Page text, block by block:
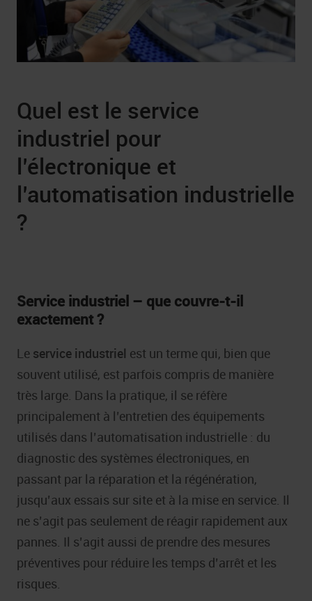
Quel est le service
industriel pour
l’électronique et
l’automatisation industrielle
?
Service industriel – que couvre-t-il
exactement ?
Le service industriel est un terme qui, bien que
souvent utilisé, est parfois compris de manière
très large. Dans la pratique, il se réfère
principalement à l’entretien des équipements
utilisés dans l’automatisation industrielle : du
diagnostic des systèmes électroniques, en
passant par la réparation et la régénération,
jusqu’aux essais sur site et à la mise en service. Il
ne s’agit pas seulement de réagir rapidement aux
pannes. Il s’agit aussi de prendre des mesures
préventives pour réduire les temps d’arrêt et les
risques.